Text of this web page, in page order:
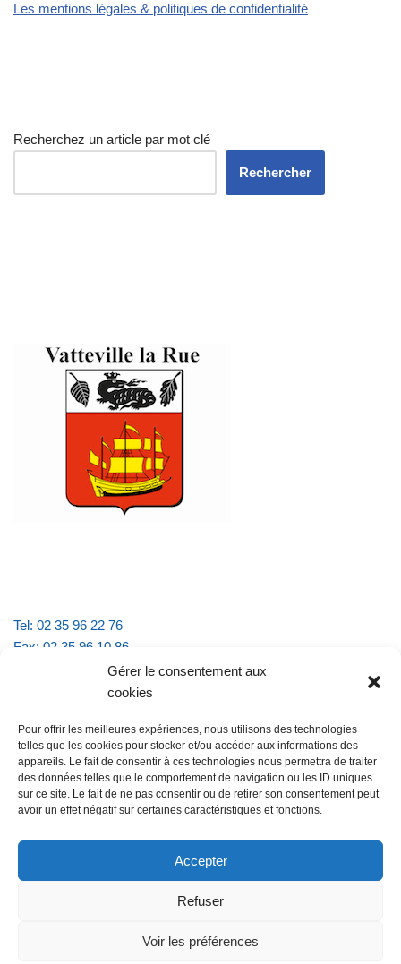
Gérer le consentement aux
cookies
Pour offrir les meilleures expériences, nous utilisons des technologies
telles que les cookies pour stocker et/ou accéder aux informations des
appareils. Le fait de consentir à ces technologies nous permettra de traiter
des données telles que le comportement de navigation ou les ID uniques
sur ce site. Le fait de ne pas consentir ou de retirer son consentement peut
avoir un effet négatif sur certaines caractéristiques et fonctions.
Accepter
Refuser
Voir les préférences
Les mentions légales & politiques de confidentialité
Recherchez un article par mot clé
Rechercher
Tel: 02 35 96 22 76
Fax: 02 35 96 10 86
Email : mairie.vattevillelarue@wanadoo.fr
lundi et jeudi de 9h à 11h30
mardi et vendredi de 16h à 18h30
@Vatteville-la-rue mentions légales